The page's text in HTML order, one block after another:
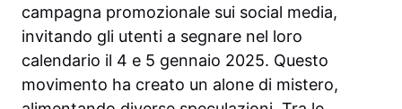
campagna promozionale sui social media,
invitando gli utenti a segnare nel loro
calendario il 4 e 5 gennaio 2025. Questo
movimento ha creato un alone di mistero,